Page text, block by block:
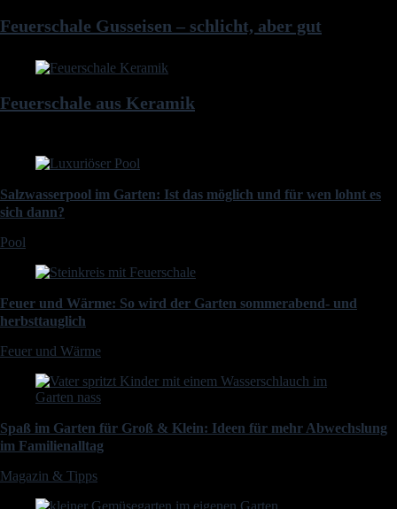
Feuerschale Gusseisen – schlicht, aber gut
Feuerschale aus Keramik
Salzwasserpool im Garten: Ist das möglich und für wen lohnt es
sich dann?
Pool
Feuer und Wärme: So wird der Garten sommerabend- und
herbsttauglich
Feuer und Wärme
Spaß im Garten für Groß & Klein: Ideen für mehr Abwechslung
im Familienalltag
Magazin & Tipps